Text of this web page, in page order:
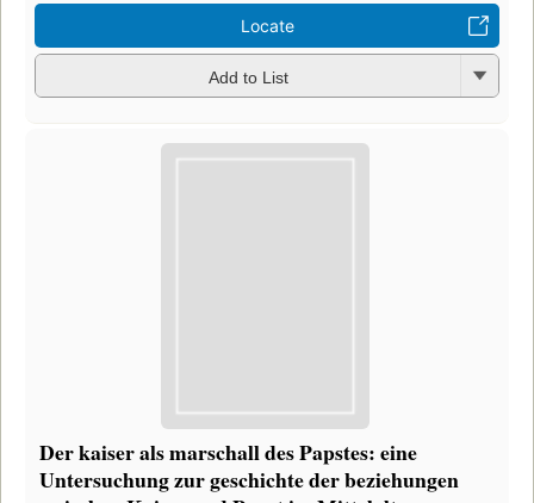
Locate
Add to List
Der kaiser als marschall des Papstes: eine
Untersuchung zur geschichte der beziehungen